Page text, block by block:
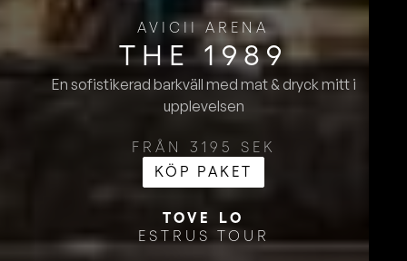
AVICII ARENA
THE 1989
En sofistikerad barkväll med mat & dryck mitt i
upplevelsen
FRÅN 3195 SEK
KÖP PAKET
TOVE LO
ESTRUS TOUR